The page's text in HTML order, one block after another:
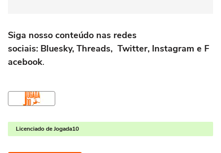
Siga nosso conteúdo nas redes
sociais: Bluesky, Threads, Twitter, Instagram e F
acebook.
Licenciado de Jogada10